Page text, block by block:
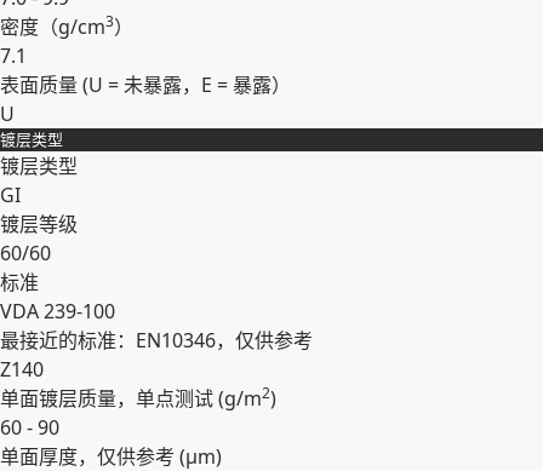
密度（g/cm3）
7.1
表面质量 (U = 未暴露，E = 暴露）
U
展开
镀层类型
镀层类型
GI
镀层等级
60/60
标准
VDA 239-100
最接近的标准：EN10346，仅供参考
Z140
单面镀层质量，单点测试 (g/m2)
60 - 90
单面厚度，仅供参考 (µm)